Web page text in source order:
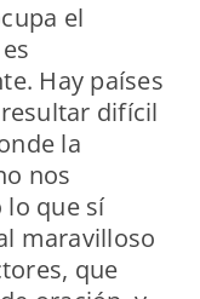
el
Hay países
difícil
la
nos
lo que sí
maravilloso
que